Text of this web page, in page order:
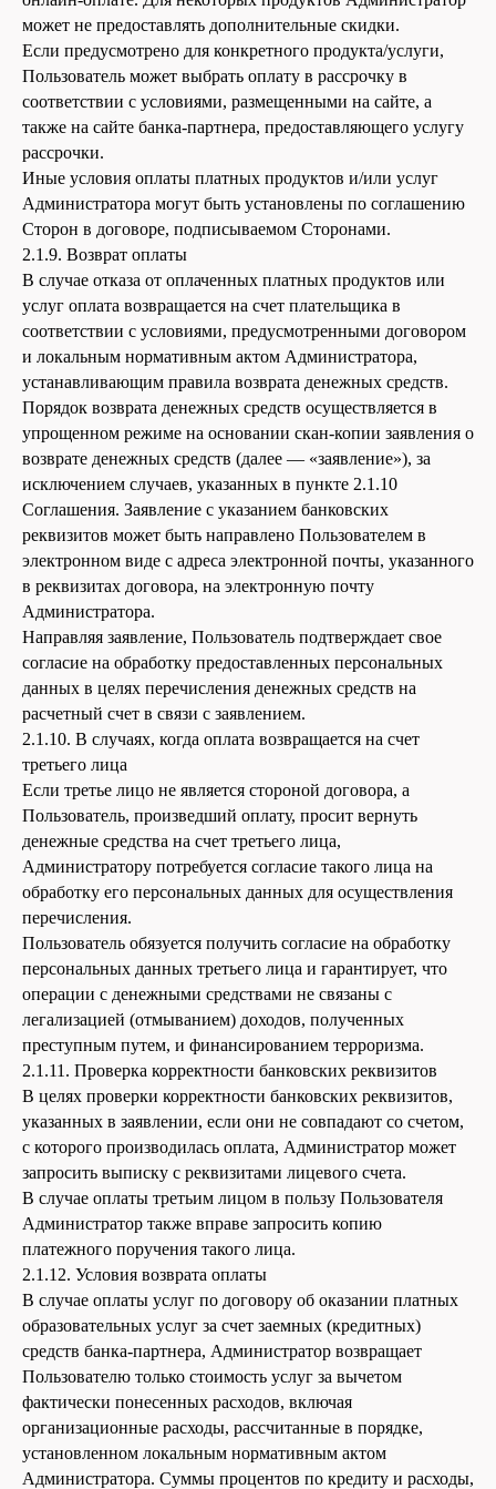
может не предоставлять дополнительные скидки.
Если предусмотрено для конкретного продукта/услуги,
Пользователь может выбрать оплату в рассрочку в
соответствии с условиями, размещенными на сайте, а
также на сайте банка-партнера, предоставляющего услугу
рассрочки.
Иные условия оплаты платных продуктов и/или услуг
Администратора могут быть установлены по соглашению
Сторон в договоре, подписываемом Сторонами.
2.1.9. Возврат оплаты
В случае отказа от оплаченных платных продуктов или
услуг оплата возвращается на счет плательщика в
соответствии с условиями, предусмотренными договором
и локальным нормативным актом Администратора,
устанавливающим правила возврата денежных средств.
Порядок возврата денежных средств осуществляется в
упрощенном режиме на основании скан-копии заявления о
возврате денежных средств (далее — «заявление»), за
исключением случаев, указанных в пункте 2.1.10
Соглашения. Заявление с указанием банковских
реквизитов может быть направлено Пользователем в
электронном виде с адреса электронной почты, указанного
в реквизитах договора, на электронную почту
Администратора.
Направляя заявление, Пользователь подтверждает свое
согласие на обработку предоставленных персональных
данных в целях перечисления денежных средств на
расчетный счет в связи с заявлением.
2.1.10. В случаях, когда оплата возвращается на счет
третьего лица
Если третье лицо не является стороной договора, а
Пользователь, произведший оплату, просит вернуть
денежные средства на счет третьего лица,
Администратору потребуется согласие такого лица на
обработку его персональных данных для осуществления
перечисления.
Пользователь обязуется получить согласие на обработку
персональных данных третьего лица и гарантирует, что
операции с денежными средствами не связаны с
легализацией (отмыванием) доходов, полученных
преступным путем, и финансированием терроризма.
2.1.11. Проверка корректности банковских реквизитов
В целях проверки корректности банковских реквизитов,
указанных в заявлении, если они не совпадают со счетом,
с которого производилась оплата, Администратор может
запросить выписку с реквизитами лицевого счета.
В случае оплаты третьим лицом в пользу Пользователя
Администратор также вправе запросить копию
платежного поручения такого лица.
2.1.12. Условия возврата оплаты
В случае оплаты услуг по договору об оказании платных
образовательных услуг за счет заемных (кредитных)
средств банка-партнера, Администратор возвращает
Пользователю только стоимость услуг за вычетом
фактически понесенных расходов, включая
организационные расходы, рассчитанные в порядке,
установленном локальным нормативным актом
Администратора. Суммы процентов по кредиту и расходы,